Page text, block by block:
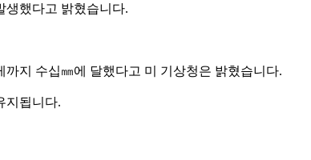
생했다고 밝혔습니다.
지 수십㎜에 달했다고 미 기상청은 밝혔습니다.
지됩니다.